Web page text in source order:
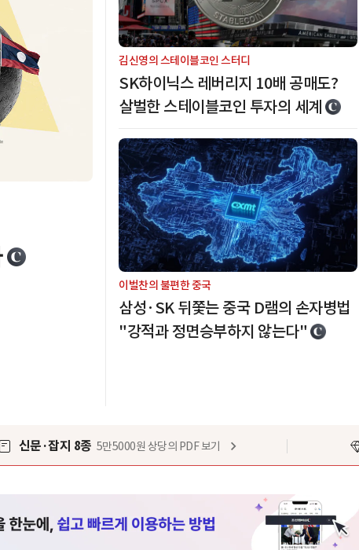
김신영의 스테이블코인 스터디
SK하이닉스 레버리지 10배 공매도?
살벌한 스테이블코인 투자의 세계
이벌찬의 불편한 중국
삼성·SK 뒤쫓는 중국 D램의 손자병법
"강적과 정면승부하지 않는다"
신문·잡지 8종 5만5000원 상당의 PDF 보기